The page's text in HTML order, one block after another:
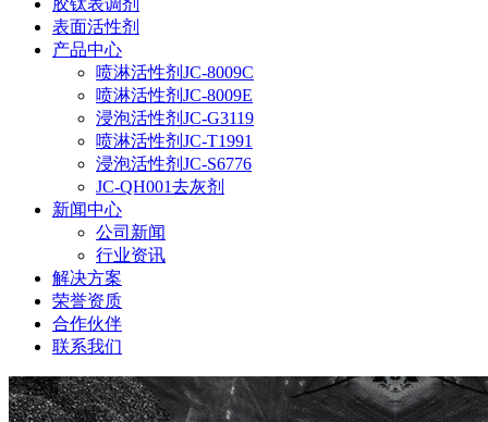
胶钛表调剂
表面活性剂
产品中心
喷淋活性剂JC-8009C
喷淋活性剂JC-8009E
浸泡活性剂JC-G3119
喷淋活性剂JC-T1991
浸泡活性剂JC-S6776
JC-QH001去灰剂
新闻中心
公司新闻
行业资讯
解决方案
荣誉资质
合作伙伴
联系我们